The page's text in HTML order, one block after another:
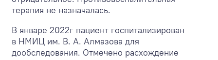
терапия не назначалась.
В январе 2022г пациент госпитализирован
в НМИЦ им. В. А. Алмазова для
дообследования. Отмечено расхождение